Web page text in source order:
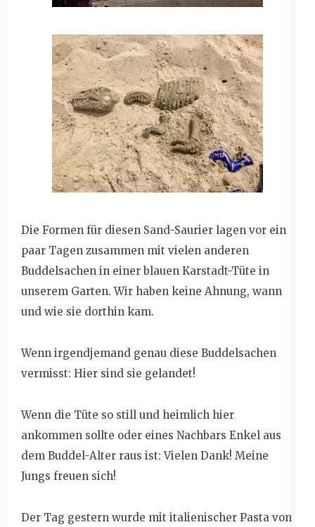
Die Formen für diesen Sand-Saurier lagen vor ein
paar Tagen zusammen mit vielen anderen
Buddelsachen in einer blauen Karstadt-Tüte in
unserem Garten. Wir haben keine Ahnung, wann
und wie sie dorthin kam.
Wenn irgendjemand genau diese Buddelsachen
vermisst: Hier sind sie gelandet!
Wenn die Tüte so still und heimlich hier
ankommen sollte oder eines Nachbars Enkel aus
dem Buddel-Alter raus ist: Vielen Dank! Meine
Jungs freuen sich!
Der Tag gestern wurde mit italienischer Pasta von